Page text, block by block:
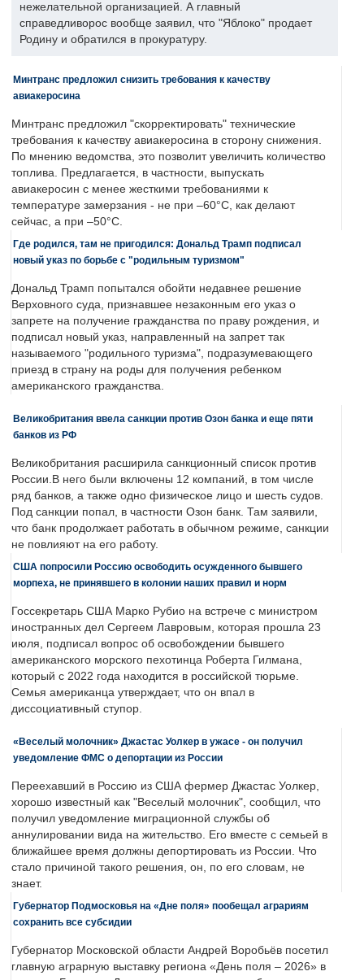
нежелательной организацией. А главный
справедливорос вообще заявил, что "Яблоко" продает
Родину и обратился в прокуратуру.
Минтранс предложил снизить требования к качеству
авиакеросина
Минтранс предложил "скорректировать" технические
требования к качеству авиакеросина в сторону снижения.
По мнению ведомства, это позволит увеличить количество
топлива. Предлагается, в частности, выпускать
авиакеросин с менее жесткими требованиями к
температуре замерзания - не при –60°C, как делают
сейчас, а при –50°C.
Где родился, там не пригодился: Дональд Трамп подписал
новый указ по борьбе с "родильным туризмом"
Дональд Трамп попытался обойти недавнее решение
Верховного суда, признавшее незаконным его указ о
запрете на получение гражданства по праву рождения, и
подписал новый указ, направленный на запрет так
называемого "родильного туризма", подразумевающего
приезд в страну на роды для получения ребенком
американского гражданства.
Великобритания ввела санкции против Озон банка и еще пяти
банков из РФ
Великобритания расширила санкционный список против
России.В него были включены 12 компаний, в том числе
ряд банков, а также одно физическое лицо и шесть судов.
Под санкции попал, в частности Озон банк. Там заявили,
что банк продолжает работать в обычном режиме, санкции
не повлияют на его работу.
США попросили Россию освободить осужденного бывшего
морпеха, не принявшего в колонии наших правил и норм
Госсекретарь США Марко Рубио на встрече с министром
иностранных дел Сергеем Лавровым, которая прошла 23
июля, подписал вопрос об освобождении бывшего
американского морского пехотинца Роберта Гилмана,
который с 2022 года находится в российской тюрьме.
Семья американца утверждает, что он впал в
диссоциативный ступор.
«Веселый молочник» Джастас Уолкер в ужасе - он получил
уведомление ФМС о депортации из России
Переехавший в Россию из США фермер Джастас Уолкер,
хорошо известный как "Веселый молочник", сообщил, что
получил уведомление миграционной службы об
аннулировании вида на жительство. Его вместе с семьей в
ближайшее время должны депортировать из России. Что
стало причиной такого решения, он, по его словам, не
знает.
Губернатор Подмосковья на «Дне поля» пообещал аграриям
сохранить все субсидии
Губернатор Московской области Андрей Воробьёв посетил
главную аграрную выставку региона «День поля – 2026» в